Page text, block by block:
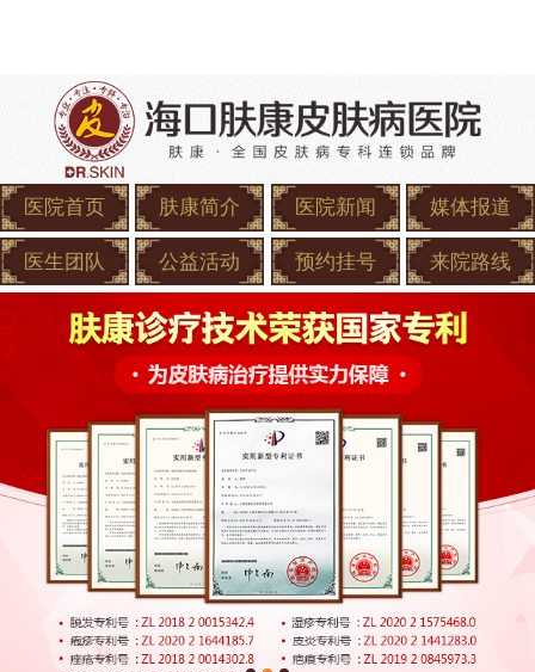
医院首页 肤康简介 医院新闻 媒体报道
医生团队 公益活动 预约挂号 来院路线